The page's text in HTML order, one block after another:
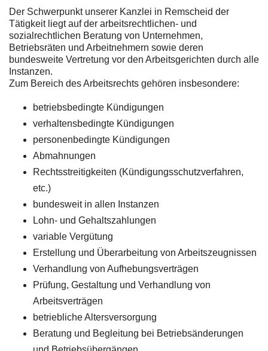
Der Schwerpunkt unserer Kanzlei in Remscheid der
Tätigkeit liegt auf der arbeitsrechtlichen- und
sozialrechtlichen Beratung von Unternehmen,
Betriebsräten und Arbeitnehmern sowie deren
bundesweite Vertretung vor den Arbeitsgerichten durch alle
Instanzen.
Zum Bereich des Arbeitsrechts gehören insbesondere:
betriebsbedingte Kündigungen
verhaltensbedingte Kündigungen
personenbedingte Kündigungen
Abmahnungen
Rechtsstreitigkeiten (Kündigungsschutzverfahren,
etc.)
bundesweit in allen Instanzen
Lohn- und Gehaltszahlungen
variable Vergütung
Erstellung und Überarbeitung von Arbeitszeugnissen
Verhandlung von Aufhebungsverträgen
Prüfung, Gestaltung und Verhandlung von
Arbeitsverträgen
betriebliche Altersversorgung
Beratung und Begleitung bei Betriebsänderungen